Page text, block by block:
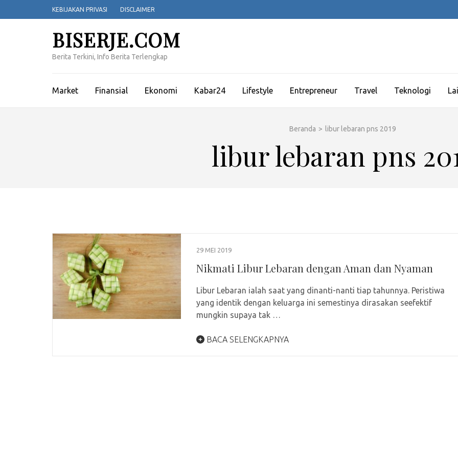
ke
KEBIJAKAN PRIVASI DISCLAIMER
BISERJE.COM
Berita Terkini, Info Berita Terlengkap
Market Finansial Ekonomi Kabar24 Lifestyle Entrepreneur Travel Teknologi
Beranda > libur lebaran pns 2019
libur lebaran pns
29 MEI 2019
Nikmati Libur Lebaran dengan Aman dan Nyaman
Libur Lebaran ialah saat yang dinanti-nanti tiap tahunnya. Peristiwa
yang identik dengan keluarga ini semestinya dirasakan seefektif
mungkin supaya tak …
BACA SELENGKAPNYA